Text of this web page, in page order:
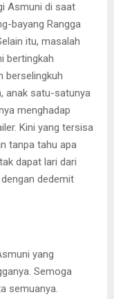
Asmuni di saat
bayang Rangga
itu, masalah
bertingkah
berselingkuh
anak satu-satunya
menghadap
Kini yang tersisa
tanpa tahu apa
dapat lari dari
dedemit
yang
Semoga
semuanya.